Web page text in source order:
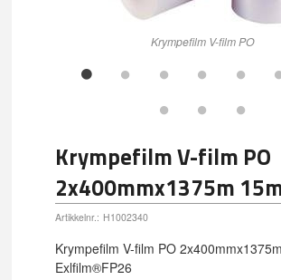
Krympefilm V-film PO
Krympefilm V-film PO
2x400mmx1375m
Artikkelnr.: H1002340
Krympefilm V-film PO
Exlfilm®FP26